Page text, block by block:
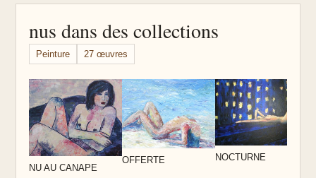
nus dans des collections
Peinture 27 œuvres
NU AU CANAPE
OFFERTE NOCTURNE